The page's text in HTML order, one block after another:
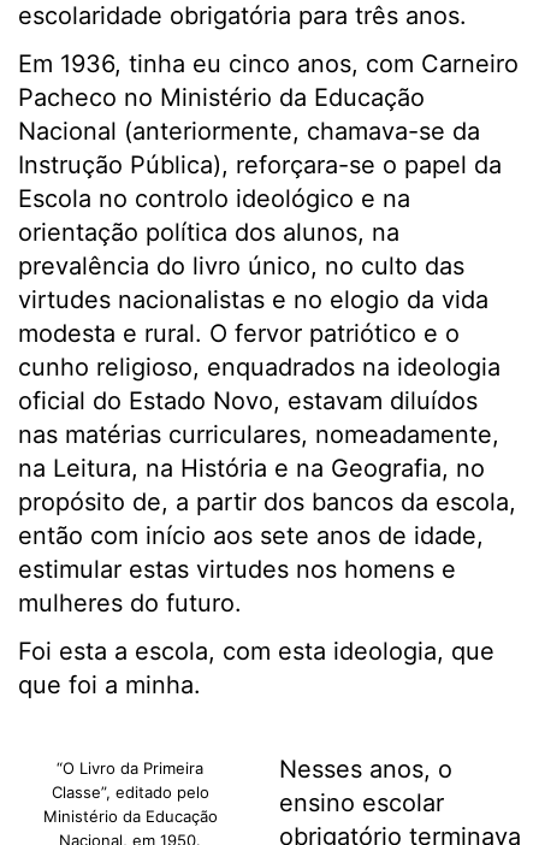
escolaridade obrigatória para três anos.
Em 1936, tinha eu cinco anos, com Carneiro
Pacheco no Ministério da Educação
Nacional (anteriormente, chamava-se da
Instrução Pública), reforçara-se o papel da
Escola no controlo ideológico e na
orientação política dos alunos, na
prevalência do livro único, no culto das
virtudes nacionalistas e no elogio da vida
modesta e rural. O fervor patriótico e o
cunho religioso, enquadrados na ideologia
oficial do Estado Novo, estavam diluídos
nas matérias curriculares, nomeadamente,
na Leitura, na História e na Geografia, no
propósito de, a partir dos bancos da escola,
então com início aos sete anos de idade,
estimular estas virtudes nos homens e
mulheres do futuro.
Foi esta a escola, com esta ideologia, que
que foi a minha.
“O Livro da Primeira
Classe”, editado pelo
Ministério da Educação
Nacional, em 1950.
Nesses anos, o
ensino escolar
obrigatório terminava